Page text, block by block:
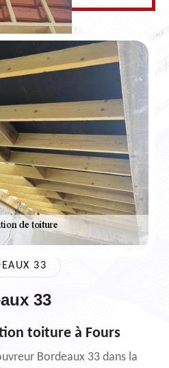
33
33
toiture à Fours
Bordeaux 33 dans la